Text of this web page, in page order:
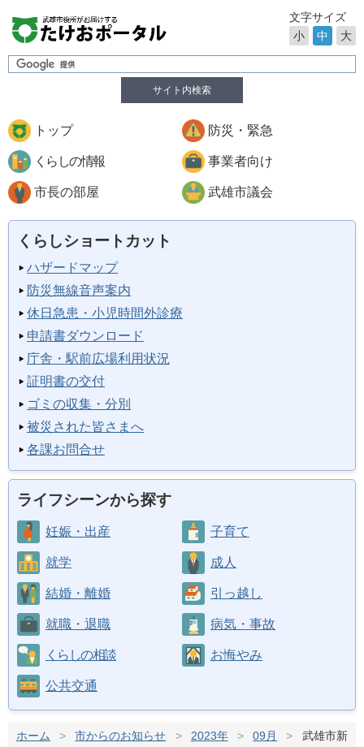
サイト内検索
文字サイズ
小
中 大
トップ 防災・緊急
くらしの情報 事業者向け
市長の部屋 武雄市議会
くらしショートカット
ハザードマップ
防災無線音声案内
休日急患・小児時間外診療
申請書ダウンロード
庁舎・駅前広場利用状況
証明書の交付
ゴミの収集・分別
被災された皆さまへ
各課お問合せ
ライフシーンから探す
妊娠・出産 子育て
就学 成人
結婚・離婚 引っ越し
就職・退職 病気・事故
くらしの相談 お悔やみ
公共交通
ホーム > 市からのお知らせ > 2023年 > 09月 >
武雄市新